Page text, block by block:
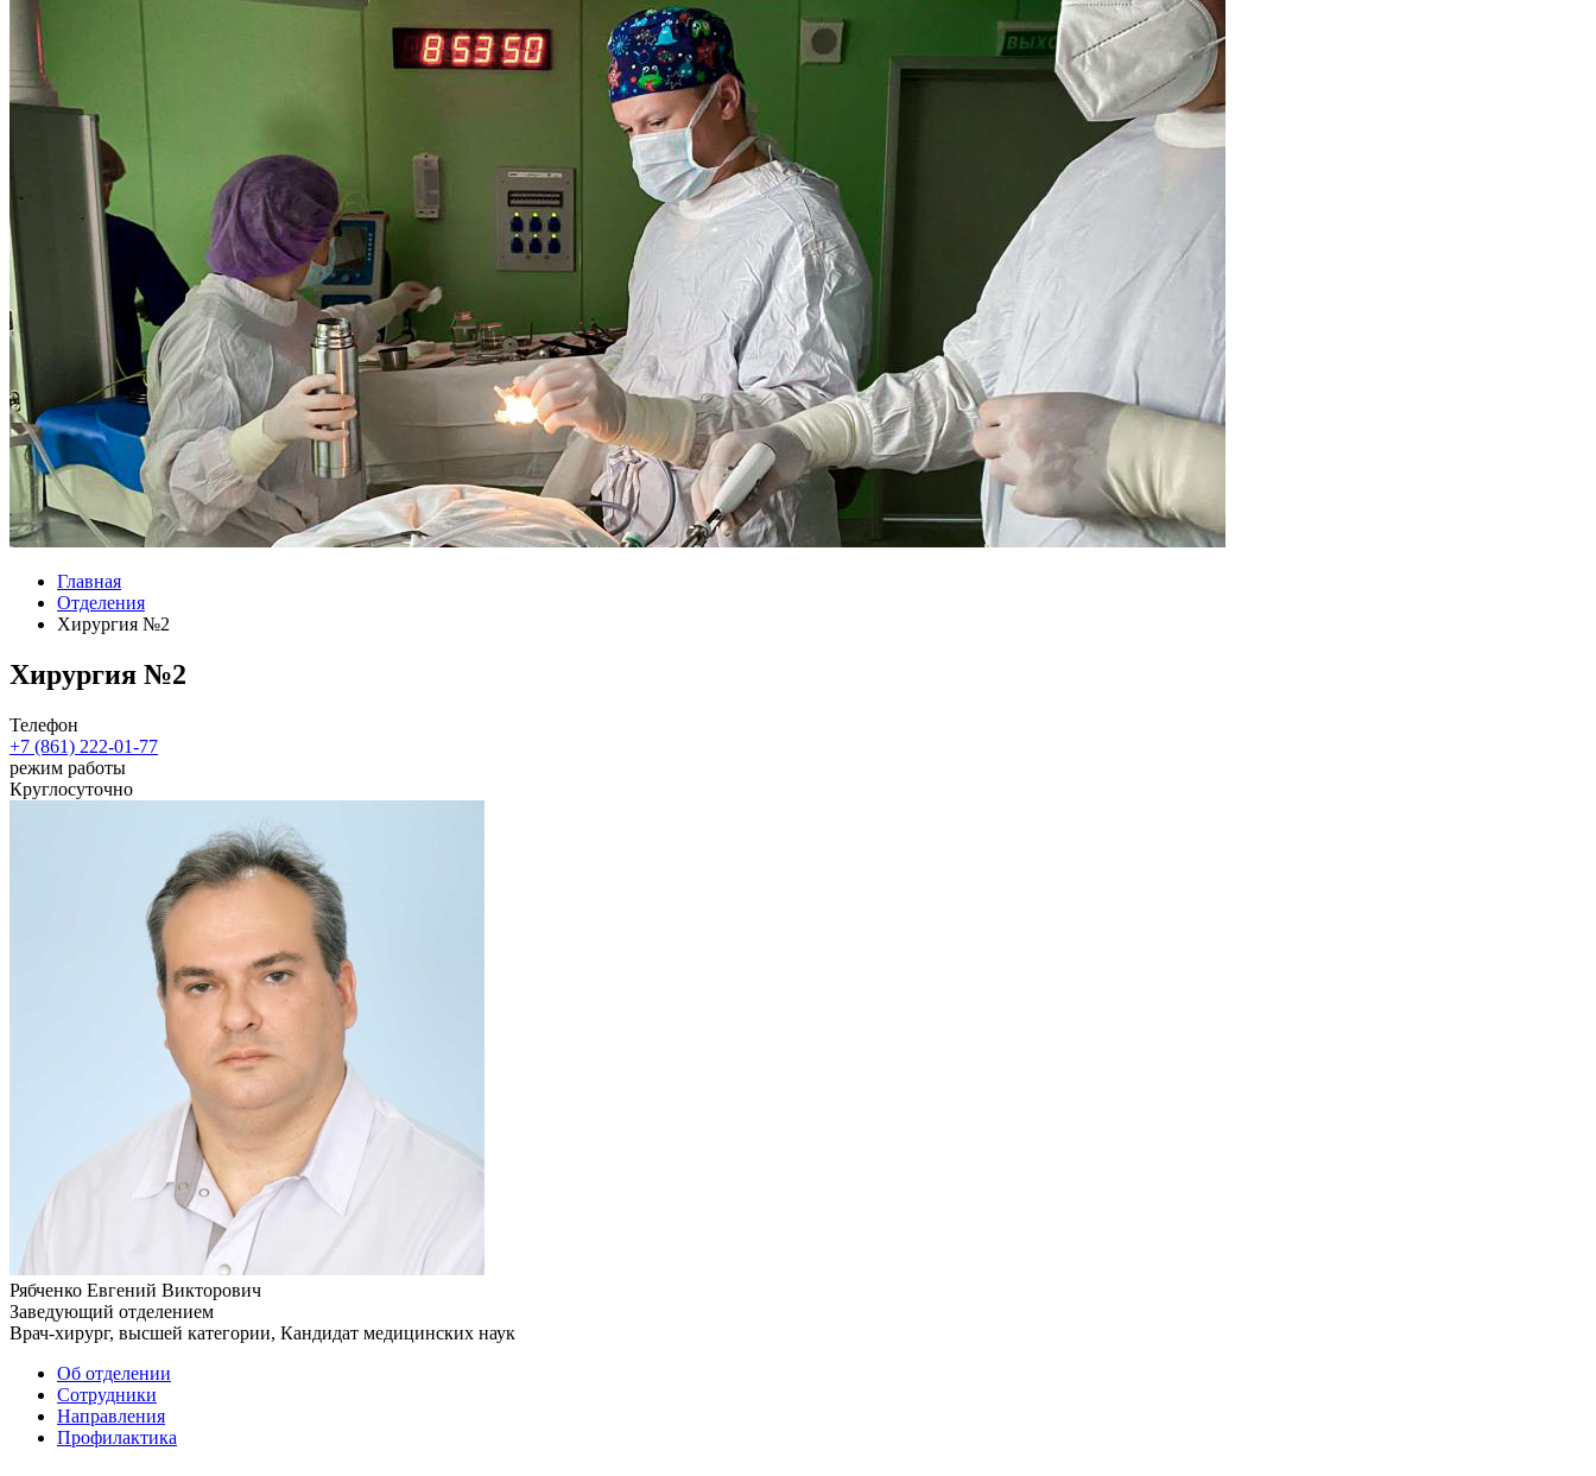
Главная
Отделения
Хирургия №2
Хирургия №2
Телефон
+7 (861) 222-01-77
режим работы
Круглосуточно
Рябченко Евгений Викторович
Заведующий отделением
Врач-хирург, высшей категории, Кандидат медицинских наук
Об отделении
Сотрудники
Направления
Профилактика